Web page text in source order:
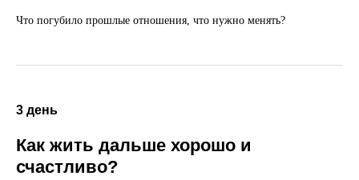
Что погубило прошлые отношения, что нужно менять?
3 день
Как жить дальше хорошо и
счастливо?